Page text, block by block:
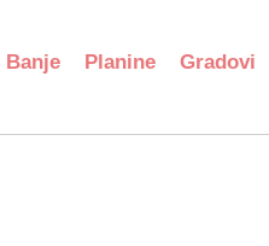
Banje Planine Gradovi